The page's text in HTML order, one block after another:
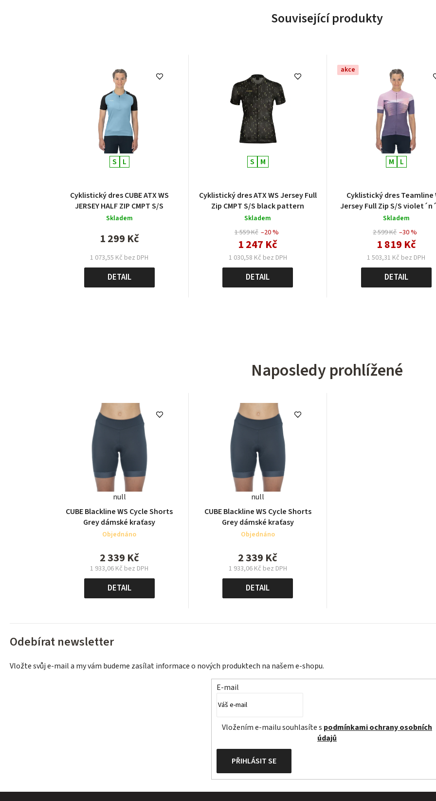
Související produkty
S L
Cyklistický dres CUBE ATX WS
JERSEY HALF ZIP CMPT S/S
Skladem
1 073,55 Kč bez DPH
1 299 Kč
DETAIL
S M
Cyklistický dres ATX WS Jersey Full
Zip CMPT S/S black pattern
Skladem
1 559 Kč
1 030,58 Kč bez DPH
1 247 Kč
–20 %
DETAIL
akce
M L
Cyklistický dres Teamline
Jersey Full Zip S/S
Skladem
2 599 Kč
1 503,31 Kč bez DPH
1 819 Kč
–30 %
DETAIL
Naposledy prohlížené
null
CUBE Blackline WS Cycle Shorts
Grey dámské kraťasy
Objednáno
2 339 Kč
1 933,06 Kč bez DPH
Měrná
cena:
DETAIL
null
CUBE Blackline WS Cycle Shorts
Grey dámské kraťasy
Objednáno
2 339 Kč
1 933,06 Kč bez DPH
Měrná
cena:
DETAIL
Odebírat newsletter
Vložte svůj e-mail a my vám budeme zasílat informace o nových produktech na našem e-shopu.
E-mail
Vložením e-mailu souhlasíte s podmínkami ochrany osobních
údajů
PŘIHLÁSIT SE